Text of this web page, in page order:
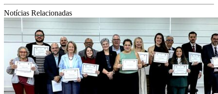
Notícias Relacionadas